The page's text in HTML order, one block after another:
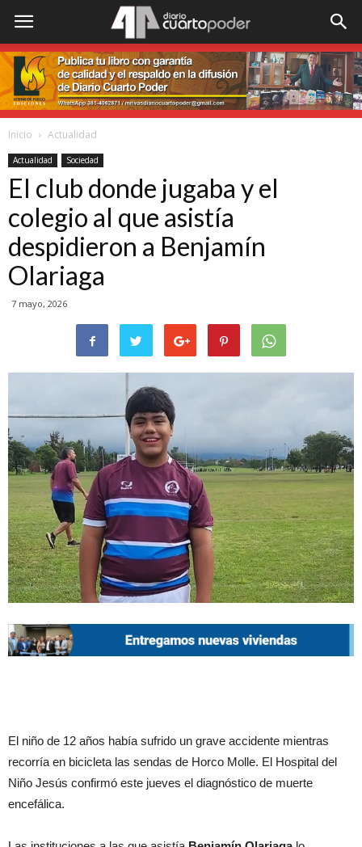
Inicio Actualidad
Actualidad Sociedad
El club donde jugaba y el
colegio al que asistía
despidieron a Benjamín
Olariaga
7 mayo, 2026
El niño de 12 años había sufrido un grave accidente mientras
recorría en bicicleta las sendas de Horco Molle. El Hospital del
Niño Jesús confirmó este jueves el diagnóstico de muerte
encefálica.